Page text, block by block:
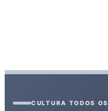
CULTURA TODOS